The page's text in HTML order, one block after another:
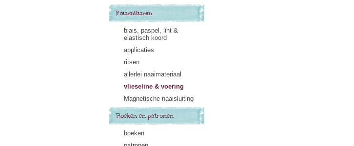
Fournituren
biais, paspel, lint &
elastisch koord
applicaties
ritsen
allerlei naaimateriaal
vlieseline & voering
Magnetische naaisluiting
Boeken en patronen
boeken